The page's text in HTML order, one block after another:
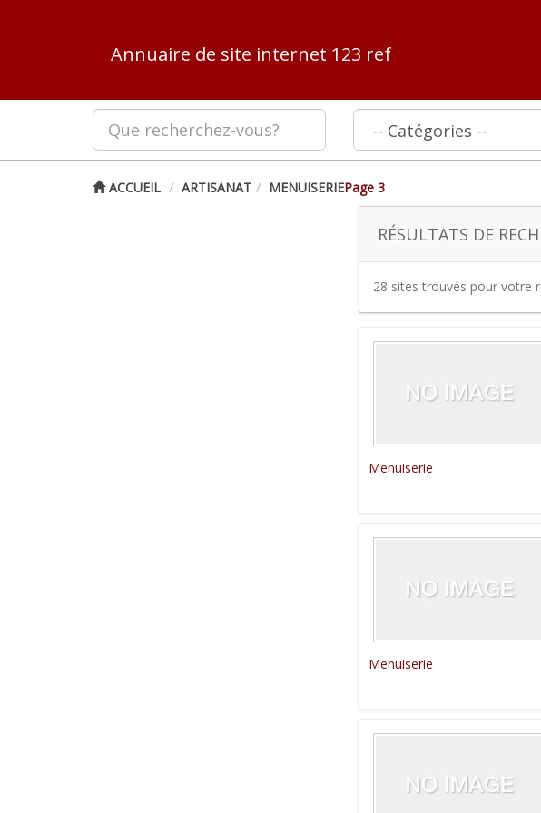
Annuaire de site internet 123 ref
ACCUEIL ARTISANAT MENUISERIEPage 3
RÉSULTATS DE
28 sites trouvés pour votre
Menuiserie
Menuiserie